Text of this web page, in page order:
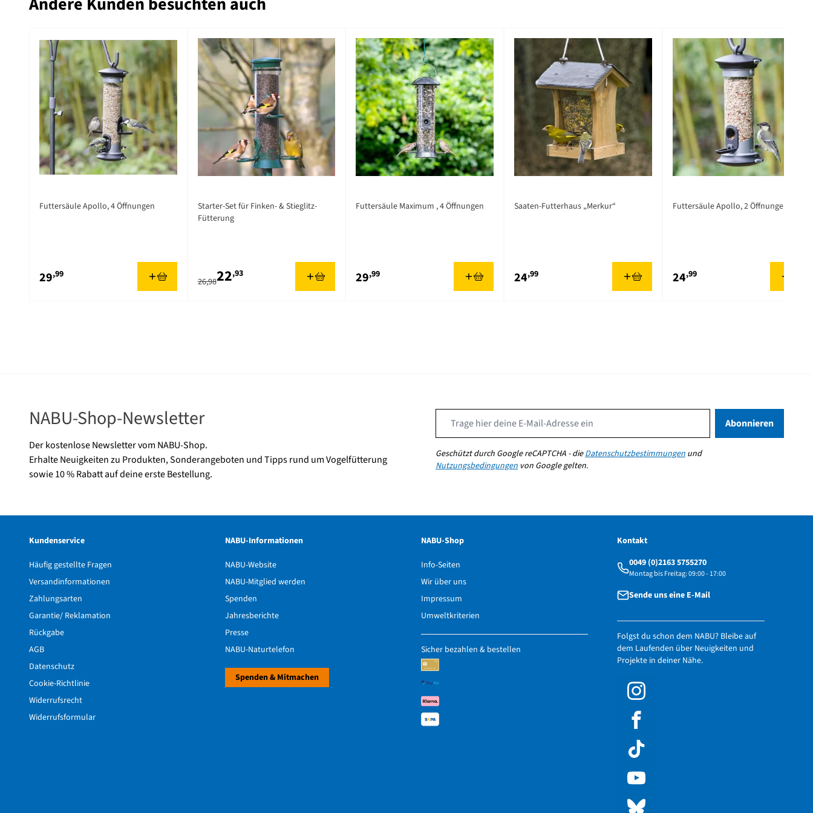
Futtersäule Apollo, 4 Öffnungen
29,99
Starter-Set für Finken- & Stieglitz-
Fütterung
26,9822,93
Futtersäule Maximum , 4 Öffnungen
29,99
Saaten-Futterhaus „Merkur“
24,99
Futtersäule Apollo, 2 Öffnungen
24,99
NABU-Shop-Newsletter
Der kostenlose Newsletter vom NABU-Shop.
Erhalte Neuigkeiten zu Produkten, Sonderangeboten und Tipps rund um Vogelfütterung
sowie 10 % Rabatt auf deine erste Bestellung.
Abonnieren
Geschützt durch Google reCAPTCHA - dieDatenschutzbestimmungen und
Nutzungsbedingungen von Google gelten.
Kundenservice
Häufig gestellte Fragen
Versandinformationen
Zahlungsarten
Garantie/ Reklamation
Rückgabe
AGB
Datenschutz
Cookie-Richtlinie
Widerrufsrecht
Widerrufsformular
NABU-Informationen
NABU-Website
NABU-Mitglied werden
Spenden
Jahresberichte
Presse
NABU-Naturtelefon
Spenden & Mitmachen
NABU-Shop
Info-Seiten
Wir über uns
Impressum
Umweltkriterien
Sicher bezahlen & bestellen
Kontakt
0049 (0)2163 5755270
Montag bis Freitag: 09:00 - 17:00
Sende uns eine E-Mail
Folgst du schon dem NABU? Bleibe auf
dem Laufenden über Neuigkeiten und
Projekte in deiner Nähe.